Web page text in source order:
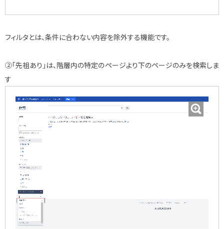
フィルタとは、条件に合わない内容を除外する機能です。
②「先祖あり」は、階層内の特定のページより下のページのみを検索しま
す